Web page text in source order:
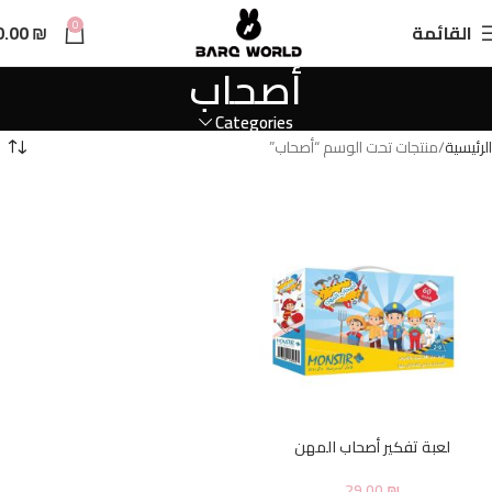
القائمة 0
₪
أصحاب
Categories
الرئيسية منتجات تحت الوسم “أصحاب”
لعبة تفكير أصحاب المهن